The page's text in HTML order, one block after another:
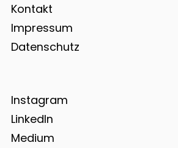
Kontakt
Impressum
Datenschutz
Instagram
LinkedIn
Medium